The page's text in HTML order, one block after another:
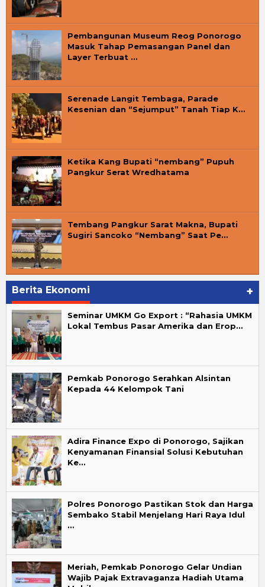
Pembangunan Museum Reog Ponorogo
Masuk Tahap Pemasangan Panel dan
Layer Terbuat …
Serenade Langit Tembaga, Parade
Kesenian dan “Sejumput” Tanah Tiap K…
Ketika Kang Bupati “nembang” Pupuh
Pangkur Serat Wredhatama
Tembang Pangkur Sarat Makna, Bupati
Sugiri Sancoko “Nembang” Saat Pe…
Berita Ekonomi +
Seminar UMKM Go Export : “Rahasia UMKM
Lokal Tembus Pasar Amerika dan Erop…
Pemkab Ponorogo Serahkan Alsintan
Kepada 44 Kelompok Tani
Adira Finance Expo di Ponorogo, Sajikan
Kenyamanan Finansial Solusi Kebutuhan
Ke…
Polres Ponorogo Pastikan Stok dan Harga
Sembako Stabil Menjelang Hari Raya Idul
…
Meriah, Pemkab Ponorogo Gelar Undian
Wajib Pajak Extravaganza Hadiah Utama